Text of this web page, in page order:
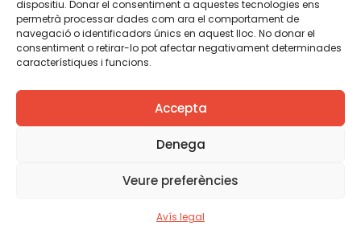
dispositiu. Donar el consentiment a aquestes tecnologies ens
permetrà processar dades com ara el comportament de
navegació o identificadors únics en aquest lloc. No donar el
consentiment o retirar-lo pot afectar negativament determinades
característiques i funcions.
Accepta
Denega
Veure preferències
Avís legal
Avís legalPolítica de cookies
Creiem que el coneixement s’ha de compartir. Per això
fem servir una llicència Creative Commons, llevat que en
algun material indiquem el contrari. Us animem a copiar,
redistribuir, remesclar o transformar i crear els continguts
comercial. Només us demanem que reconegueu